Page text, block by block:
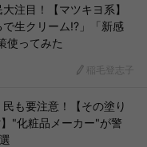
注目！【マツキヨ系】
生クリーム!?」「新感
使ってみた
稲毛登志子
民も要注意！【その塗り
"化粧品メーカー"が警